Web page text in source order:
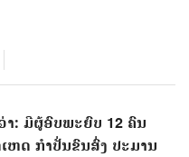
າ: ມີຜູ້ອົບພະຍົບ 12 ຄົນ
ຫດ ກຳປັ່ນຂົນສົ່ງ ປະມານ